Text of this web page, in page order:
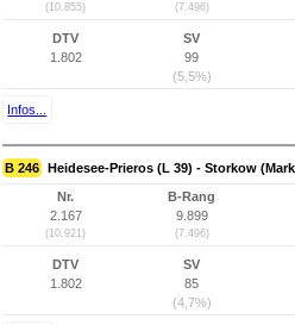
(10.855) (7.496)
DTV
1.802
SV
99
(5,5%)
Infos...
B 246 Heidesee-Prieros (L 39) - Storkow
Nr.
2.167
(10.921)
B-Rang
9.899
(7.496)
DTV
1.802
SV
85
(4,7%)